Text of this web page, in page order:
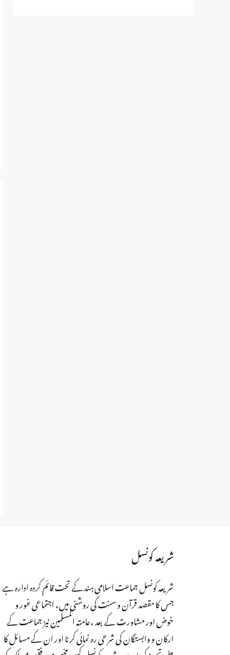
شریعہ کونسل
شریعہ کونسل جماعت اسلامی ہند کے تحت قائم کردہ ادارہ ہے
جس کا مقصد قرآن و سنت کی روشنی میں، اجتماعی غور و
خوض اور مشاورت کے بعد ،عامتہ المسلمین نیز جماعت کے
ارکان و وابستگان کی شرعی رہ نمائی کرنا اور ان کے مسائل کا